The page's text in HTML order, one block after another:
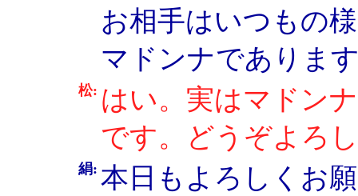
お相手はいつもの
マドンナでありま
松: はい。実はマドン
です。どうぞよろ
絹: 本日もよろしくお